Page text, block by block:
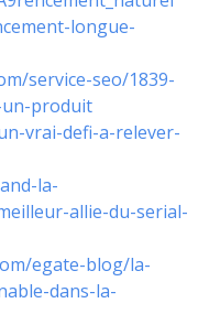
longue-
service-seo/1839-
un-produit
vrai-defi-a-relever-
la-
allie-du-serial-
egate-blog/la-
dans-la-